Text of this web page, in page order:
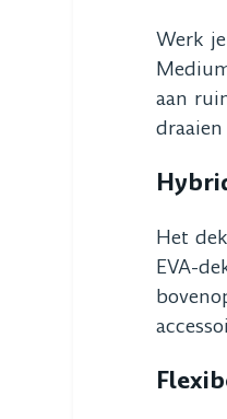
Werk
aan
Het
EVA-